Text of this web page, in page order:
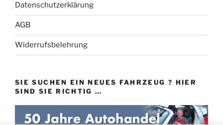
Datenschutzerklärung
AGB
Widerrufsbelehrung
SIE SUCHEN EIN NEUES FAHRZEUG ? HIER
SIND SIE RICHTIG …